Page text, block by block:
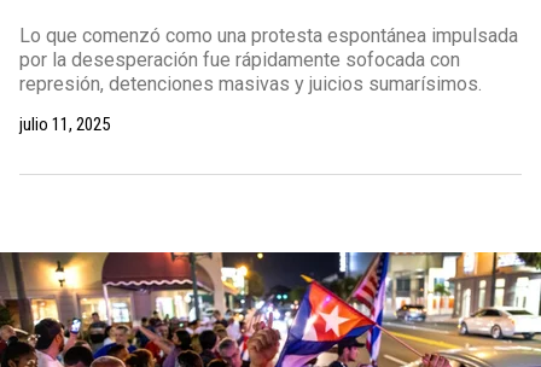
Lo que comenzó como una protesta espontánea impulsada
por la desesperación fue rápidamente sofocada con
represión, detenciones masivas y juicios sumarísimos.
julio 11, 2025